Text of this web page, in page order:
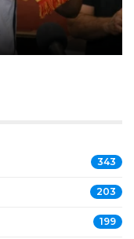
343
203
199